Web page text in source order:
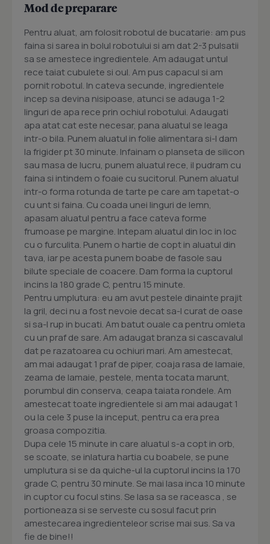
Mod de preparare
Pentru aluat, am folosit robotul de bucatarie: am pus
faina si sarea in bolul robotului si am dat 2-3 pulsatii
sa se amestece ingredientele. Am adaugat untul
rece taiat cubulete si oul. Am pus capacul si am
pornit robotul. In cateva secunde, ingredientele
incep sa devina nisipoase, atunci se adauga 1-2
linguri de apa rece prin ochiul robotului. Adaugati
apa atat cat este necesar, pana aluatul se leaga
intr-o bila. Punem aluatul in folie alimentara si-l dam
la frigider pt 30 minute. Infainam o planseta de silicon
sau masa de lucru, punem aluatul rece, il pudram cu
faina si intindem o foaie cu sucitorul. Punem aluatul
intr-o forma rotunda de tarte pe care am tapetat-o
cu unt si faina. Cu coada unei linguri de lemn,
apasam aluatul pentru a face cateva forme
frumoase pe margine. Intepam aluatul din loc in loc
cu o furculita. Punem o hartie de copt in aluatul din
tava, iar pe acesta punem boabe de fasole sau
bilute speciale de coacere. Dam forma la cuptorul
incins la 180 grade C, pentru 15 minute.
Pentru umplutura: eu am avut pestele dinainte prajit
la gril, deci nu a fost nevoie decat sa-l curat de oase
si sa-l rup in bucati. Am batut ouale ca pentru omleta
cu un praf de sare. Am adaugat branza si cascavalul
dat pe razatoarea cu ochiuri mari. Am amestecat,
am mai adaugat 1 praf de piper, coaja rasa de lamaie,
zeama de lamaie, pestele, menta tocata marunt,
porumbul din conserva, ceapa taiata rondele. Am
amestecat toate ingredientele si am mai adaugat 1
ou la cele 3 puse la inceput, pentru ca era prea
groasa compozitia.
Dupa cele 15 minute in care aluatul s-a copt in orb,
se scoate, se inlatura hartia cu boabele, se pune
umplutura si se da quiche-ul la cuptorul incins la 170
grade C, pentru 30 minute. Se mai lasa inca 10 minute
in cuptor cu focul stins. Se lasa sa se raceasca , se
portioneaza si se serveste cu sosul facut prin
amestecarea ingredienteleor scrise mai sus. Sa va
fie de bine!!